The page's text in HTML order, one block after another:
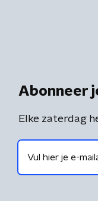
Abonneer
Elke zaterdag